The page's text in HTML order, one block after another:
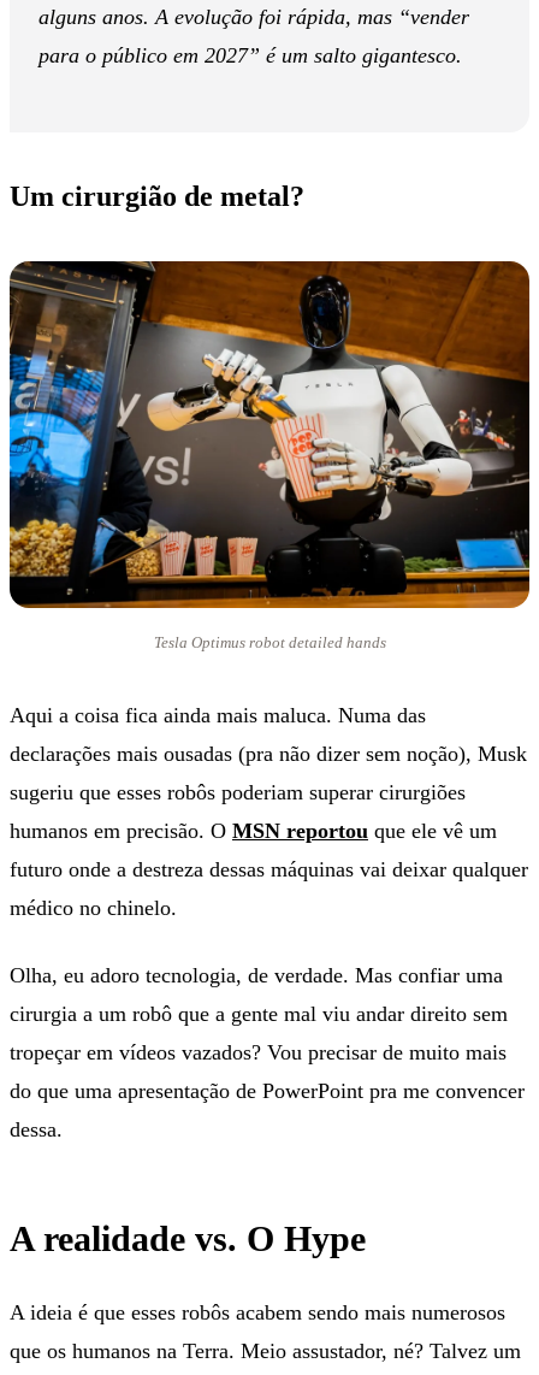
alguns anos. A evolução foi rápida, mas “vender
para o público em 2027” é um salto gigantesco.
Um cirurgião de metal?
Tesla Optimus robot detailed hands
Aqui a coisa fica ainda mais maluca. Numa das
declarações mais ousadas (pra não dizer sem noção), Musk
sugeriu que esses robôs poderiam superar cirurgiões
humanos em precisão. O MSN reportou que ele vê um
futuro onde a destreza dessas máquinas vai deixar qualquer
médico no chinelo.
Olha, eu adoro tecnologia, de verdade. Mas confiar uma
cirurgia a um robô que a gente mal viu andar direito sem
tropeçar em vídeos vazados? Vou precisar de muito mais
do que uma apresentação de PowerPoint pra me convencer
dessa.
A realidade vs. O Hype
A ideia é que esses robôs acabem sendo mais numerosos
que os humanos na Terra. Meio assustador, né? Talvez um